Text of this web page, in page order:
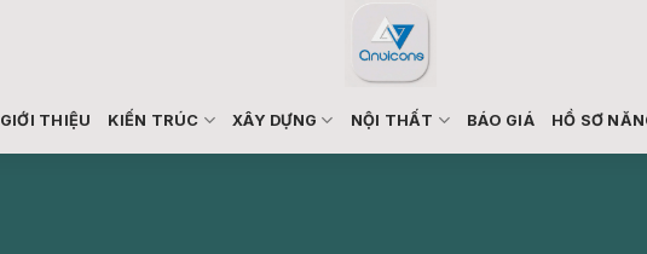
GIỚI THIỆU KIẾN TRÚC XÂY DỰNG NỘI THẤT BÁO GIÁ HỒ SƠ